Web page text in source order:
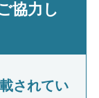
協力し
されてい